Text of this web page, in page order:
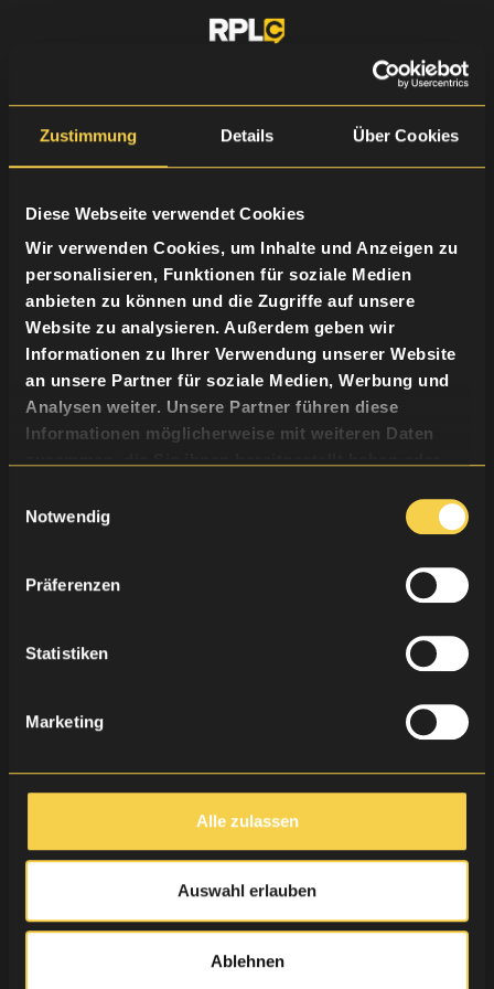
Zustimmung Details Über Cookies
Diese Webseite verwendet Cookies
Wir verwenden Cookies, um Inhalte und Anzeigen zu
personalisieren, Funktionen für soziale Medien
anbieten zu können und die Zugriffe auf unsere
Website zu analysieren. Außerdem geben wir
Informationen zu Ihrer Verwendung unserer Website
an unsere Partner für soziale Medien, Werbung und
Analysen weiter. Unsere Partner führen diese
Informationen möglicherweise mit weiteren Daten
gesammelt haben.
Notwendig
Präferenzen
Statistiken
Marketing
Alle zulassen
Auswahl erlauben
Ablehnen
Werbekampagnen
Podcastproduktion
Social Media Management
Podcast
LinkedIn
YouTube
Termin buchen